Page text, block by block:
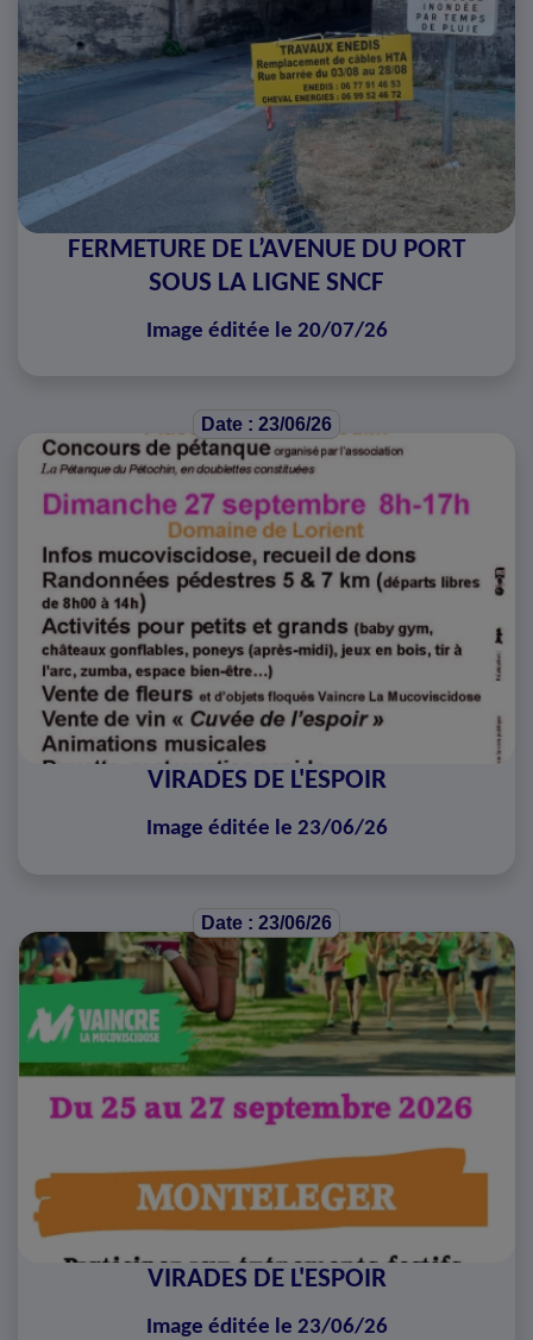
FERMETURE DE L’AVENUE DU PORT
SOUS LA LIGNE SNCF
Image éditée le 20/07/26
Date : 23/06/26
VIRADES DE L'ESPOIR
Image éditée le 23/06/26
Date : 23/06/26
VIRADES DE L'ESPOIR
Image éditée le 23/06/26